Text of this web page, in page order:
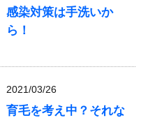
感染対策は手洗いか
ら！
2021/03/26
育毛を考え中？それな